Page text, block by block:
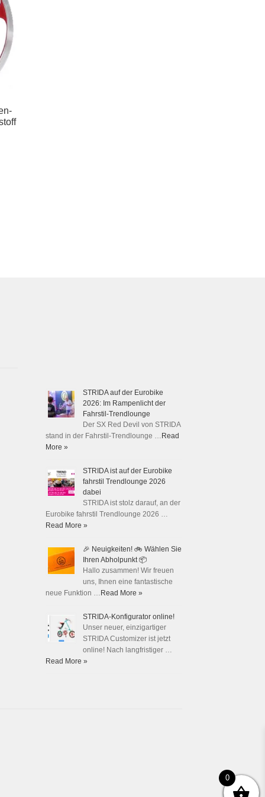
STRIDA auf der Eurobike
2026: Im Rampenlicht der
Fahrstil-Trendlounge
Der SX Red Devil von STRIDA
stand in der Fahrstil-Trendlounge …Read
More »
STRIDA ist auf der Eurobike
fahrstil Trendlounge 2026
dabei
STRIDA ist stolz darauf, an der
Eurobike fahrstil Trendlounge 2026 …
Read More »
🎉 Neuigkeiten! 🚲 Wählen Sie
Ihren Abholpunkt 📦
Hallo zusammen! Wir freuen
uns, Ihnen eine fantastische
neue Funktion …Read More »
STRIDA-Konfigurator online!
Unser neuer, einzigartiger
STRIDA Customizer ist jetzt
online! Nach langfristiger …
Read More »
0